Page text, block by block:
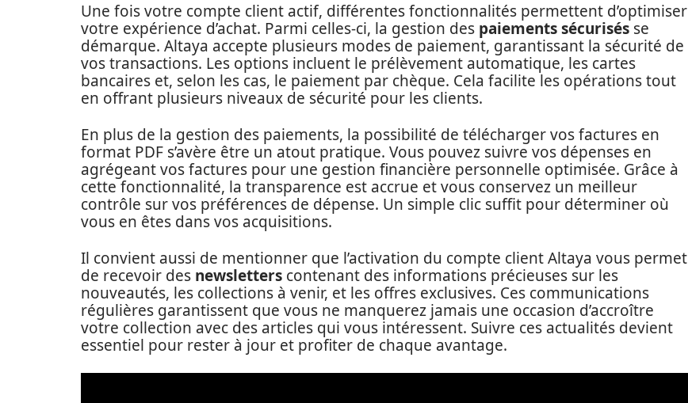
Une fois votre compte client actif, différentes fonctionnalités permettent d’optimiser
votre expérience d’achat. Parmi celles-ci, la gestion des paiements sécurisés se
démarque. Altaya accepte plusieurs modes de paiement, garantissant la sécurité de
vos transactions. Les options incluent le prélèvement automatique, les cartes
bancaires et, selon les cas, le paiement par chèque. Cela facilite les opérations tout
en offrant plusieurs niveaux de sécurité pour les clients.
En plus de la gestion des paiements, la possibilité de télécharger vos factures en
format PDF s’avère être un atout pratique. Vous pouvez suivre vos dépenses en
agrégeant vos factures pour une gestion financière personnelle optimisée. Grâce à
cette fonctionnalité, la transparence est accrue et vous conservez un meilleur
contrôle sur vos préférences de dépense. Un simple clic suffit pour déterminer où
vous en êtes dans vos acquisitions.
Il convient aussi de mentionner que l’activation du compte client Altaya vous permet
de recevoir des newsletters contenant des informations précieuses sur les
nouveautés, les collections à venir, et les offres exclusives. Ces communications
régulières garantissent que vous ne manquerez jamais une occasion d’accroître
votre collection avec des articles qui vous intéressent. Suivre ces actualités devient
essentiel pour rester à jour et profiter de chaque avantage.